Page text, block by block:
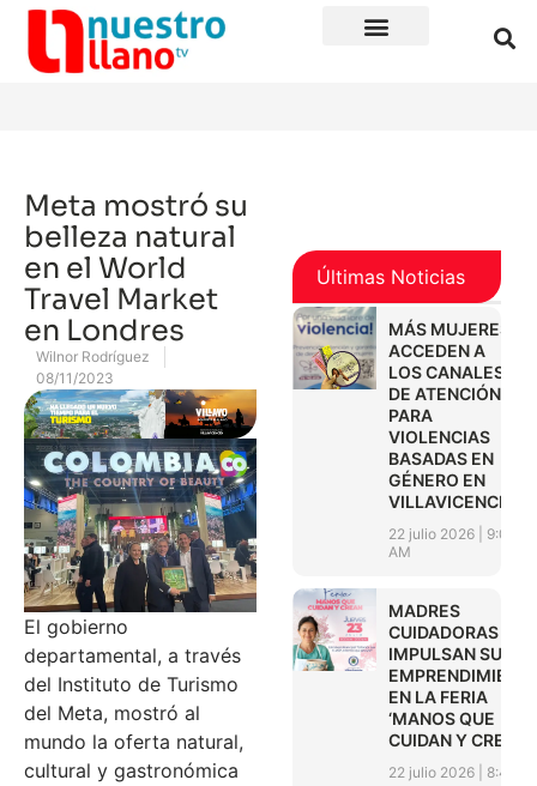
Meta mostró su
belleza natural
en el World
Travel Market
en Londres
Wilnor Rodríguez
08/11/2023
El gobierno
departamental, a través
del Instituto de Turismo
del Meta, mostró al
mundo la oferta natural,
cultural y gastronómica
Últimas Noticias
MÁS MUJERES
ACCEDEN A
LOS CANALES
DE ATENCIÓN
PARA
VIOLENCIAS
BASADAS EN
GÉNERO EN
VILLAVICENCIO
22 julio 2026
9:01
AM
MADRES
CUIDADORAS
IMPULSAN SUS
EN LA FERIA
‘MANOS QUE
CUIDAN Y CREAN’
22 julio 2026 8:45